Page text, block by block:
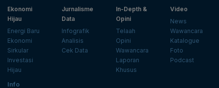
Ekonomi
Hijau
Energi Baru
Ekonomi
Sirkular
Investasi
Hijau
Jurnalisme
Data
Infografik
Analisis
Cek Data
In-Depth &
Opini
Telaah
Opini
Wawancara
Laporan
Khusus
Video
News
Wawancara
Katalogue
Foto
Podcast
Info